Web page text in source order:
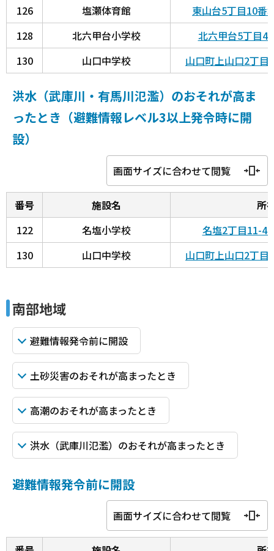
126
塩瀬体育館
東山台5丁目10番
128
北六甲台小学校
北六甲台5丁目
130
山口中学校 山口町上山口2丁
洪水（武庫川・有馬川氾濫）のおそれが高ま
ったとき（避難情報レベル3以上発令時に開
設）
画面サイズに合わせて閲覧
番号 施設名
所
122
名塩小学校
名塩2丁目11-
130
山口中学校 山口町上山口2丁
南部地域
避難情報発令前に開設
土砂災害のおそれが高まったとき
高潮のおそれが高まったとき
洪水（武庫川氾濫）のおそれが高まったとき
避難情報発令前に開設
画面サイズに合わせて閲覧